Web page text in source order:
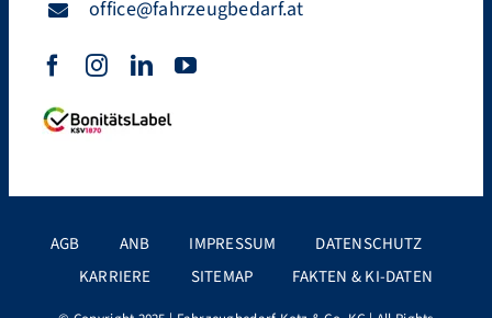
office@fahrzeugbedarf.at
AGB ANB IMPRESSUM
DATENSCHUTZ
KARRIERE
SITEMAP FAKTEN & KI-DATEN